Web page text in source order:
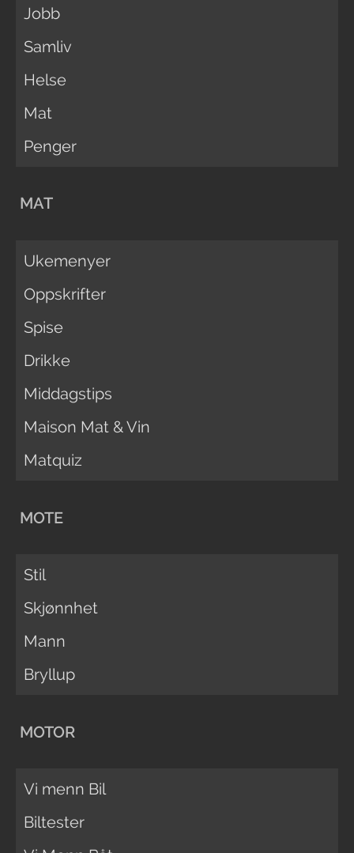
Jobb
Samliv
Helse
Mat
Penger
MAT
Ukemenyer
Oppskrifter
Spise
Drikke
Middagstips
Maison Mat & Vin
Matquiz
MOTE
Stil
Skjønnhet
Mann
Bryllup
MOTOR
Vi menn Bil
Biltester